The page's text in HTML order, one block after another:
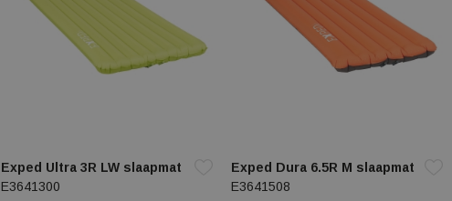
Exped Ultra 3R LW slaapmat
E3641300
Exped Dura 6.5R M slaapmat
E3641508